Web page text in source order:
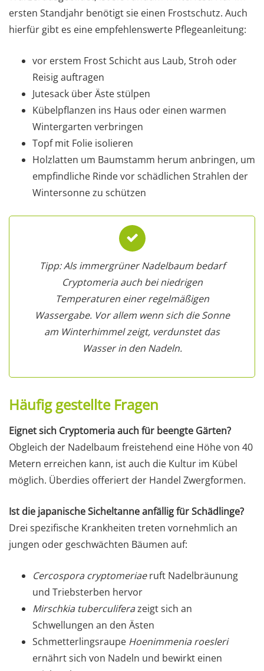
ersten Standjahr benötigt sie einen Frostschutz. Auch
hierfür gibt es eine empfehlenswerte Pflegeanleitung:
vor erstem Frost Schicht aus Laub, Stroh oder
Reisig auftragen
Jutesack über Äste stülpen
Kübelpflanzen ins Haus oder einen warmen
Wintergarten verbringen
Topf mit Folie isolieren
Holzlatten um Baumstamm herum anbringen, um
empfindliche Rinde vor schädlichen Strahlen der
Wintersonne zu schützen
Tipp: Als immergrüner Nadelbaum bedarf
Cryptomeria auch bei niedrigen
Temperaturen einer regelmäßigen
Wassergabe. Vor allem wenn sich die Sonne
am Winterhimmel zeigt, verdunstet das
Wasser in den Nadeln.
Häufig gestellte Fragen
Eignet sich Cryptomeria auch für beengte Gärten?
Obgleich der Nadelbaum freistehend eine Höhe von 40
Metern erreichen kann, ist auch die Kultur im Kübel
möglich. Überdies offeriert der Handel Zwergformen.
Ist die japanische Sicheltanne anfällig für Schädlinge?
Drei spezifische Krankheiten treten vornehmlich an
jungen oder geschwächten Bäumen auf:
Cercospora cryptomeriaeruft Nadelbräunung
und Triebsterben hervor
Mirschkia tuberculiferazeigt sich an
Schwellungen an den Ästen
Schmetterlingsraupe Hoenimmenia roesleri
ernährt sich von Nadeln und bewirkt einen